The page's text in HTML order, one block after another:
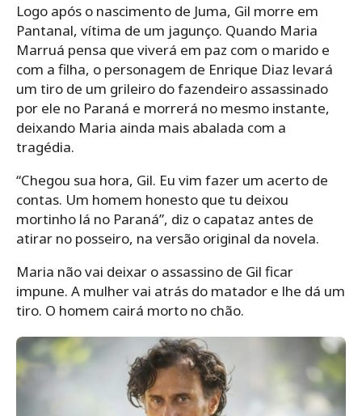
Logo após o nascimento de Juma, Gil morre em
Pantanal, vítima de um jagunço. Quando Maria
Marruá pensa que viverá em paz com o marido e
com a filha, o personagem de Enrique Diaz levará
um tiro de um grileiro do fazendeiro assassinado
por ele no Paraná e morrerá no mesmo instante,
deixando Maria ainda mais abalada com a
tragédia.
“Chegou sua hora, Gil. Eu vim fazer um acerto de
contas. Um homem honesto que tu deixou
mortinho lá no Paraná”, diz o capataz antes de
atirar no posseiro, na versão original da novela.
Maria não vai deixar o assassino de Gil ficar
impune. A mulher vai atrás do matador e lhe dá um
tiro. O homem cairá morto no chão.